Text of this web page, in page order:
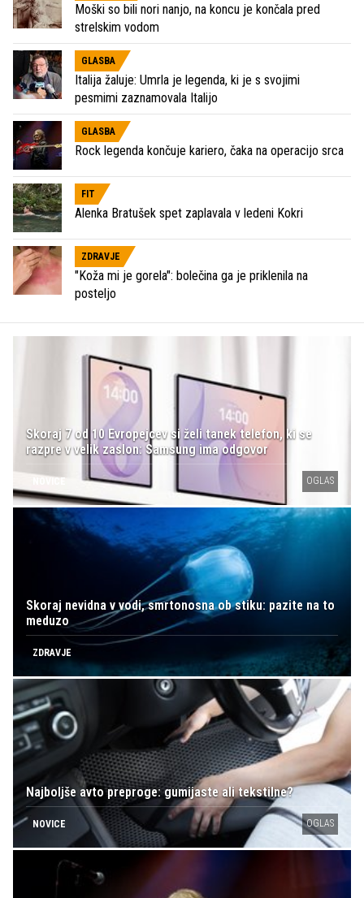
Moški so bili nori nanjo, na koncu je končala pred
strelskim vodom
GLASBA
Italija žaluje: Umrla je legenda, ki je s svojimi
pesmimi zaznamovala Italijo
GLASBA
Rock legenda končuje kariero, čaka na operacijo srca
FIT
Alenka Bratušek spet zaplavala v ledeni Kokri
ZDRAVJE
"Koža mi je gorela": bolečina ga je priklenila na
posteljo
Skoraj 7 od 10 Evropejcev si želi tanek telefon, ki se
razpre v velik zaslon: Samsung ima odgovor
OGLAS
Skoraj nevidna v vodi, smrtonosna ob stiku: pazite na to
meduzo
ZDRAVJE
Najboljše avto preproge: gumijaste ali tekstilne?
NOVICE OGLAS